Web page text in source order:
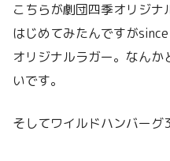
こちらが劇団四季オリジナ
はじめてみたんですが
オリジナルラガー。なん
いです。
そしてワイルドハンバーグ